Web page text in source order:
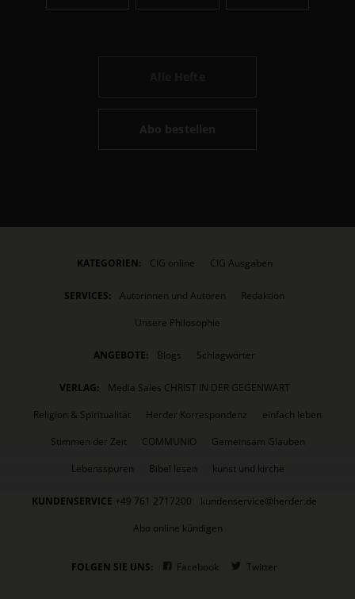
Abo bestellen
KATEGORIEN: CIG online CIG Ausgaben
SERVICES: Autorinnen und Autoren
Redaktion
Unsere Philosophie
ANGEBOTE: Blogs Schlagwörter
VERLAG:
Media Sales CHRIST IN DER GEGENWART
Religion & Spiritualität
Herder Korrespondenz
einfach leben
Stimmen der Zeit
COMMUNIO
Gemeinsam Glauben
Lebensspuren
Bibel lesen kunst und kirche
KUNDENSERVICE +49 761 2717200
kundenservice@herder.de
Abo online kündigen
FOLGEN SIE UNS: Facebook Twitter